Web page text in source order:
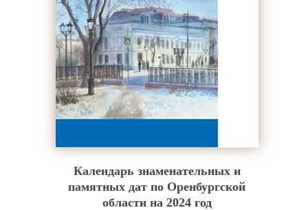
Календарь знаменательных и
памятных дат по Оренбургской
области на 2024 год